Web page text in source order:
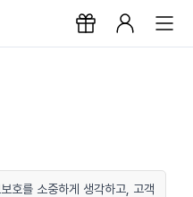
호를 소중하게 생각하고, 고객